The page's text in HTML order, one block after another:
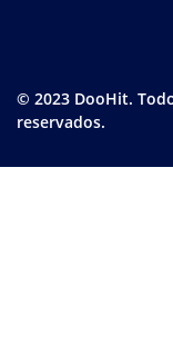
© 2023 DooHit.
reservados.